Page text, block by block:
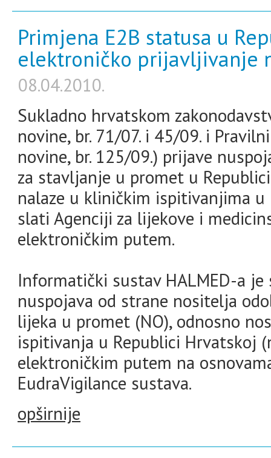
Primjena E2B statusa u
elektroničko prijavljivanje
08.04.2010.
Sukladno hrvatskom
novine, br. 71/07. i 45/09. i
novine, br. 125/09.) prijave
za stavljanje u promet u
nalaze u kliničkim ispitivanjima
slati Agenciji za lijekove i
elektroničkim putem.
Informatički sustav HALMED-a
nuspojava od strane nositelja
lijeka u promet (NO), odnosno
ispitivanja u Republici Hrvatskoj
elektroničkim putem na
EudraVigilance sustava.
opširnije